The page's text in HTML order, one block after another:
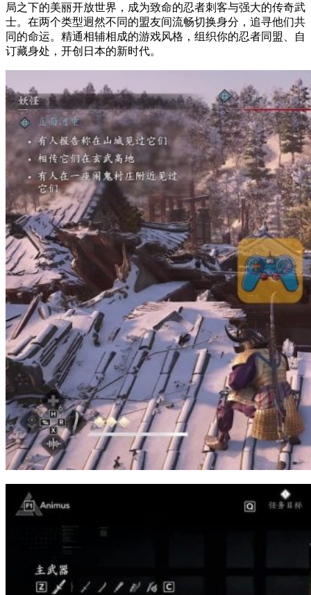
局之下的美丽开放世界，成为致命的忍者刺客与强大的传奇武
士。在两个类型迥然不同的盟友间流畅切换身分，追寻他们共
同的命运。精通相辅相成的游戏风格，组织你的忍者同盟、自
订藏身处，开创日本的新时代。